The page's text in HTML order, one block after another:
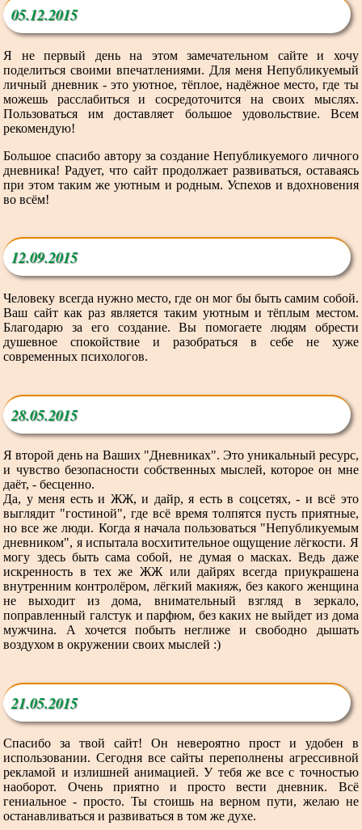
05.12.2015
Я не первый день на этом замечательном сайте и хочу
поделиться своими впечатлениями. Для меня Непубликуемый
личный дневник - это уютное, тёплое, надёжное место, где ты
можешь расслабиться и сосредоточится на своих мыслях.
Пользоваться им доставляет большое удовольствие. Всем
рекомендую!
Большое спасибо автору за создание Непубликуемого личного
дневника! Радует, что сайт продолжает развиваться, оставаясь
при этом таким же уютным и родным. Успехов и вдохновения
во всём!
12.09.2015
Человеку всегда нужно место, где он мог бы быть самим собой.
Ваш сайт как раз является таким уютным и тёплым местом.
Благодарю за его создание. Вы помогаете людям обрести
душевное спокойствие и разобраться в себе не хуже
современных психологов.
28.05.2015
Я второй день на Ваших "Дневниках". Это уникальный ресурс,
и чувство безопасности собственных мыслей, которое он мне
даёт, - бесценно.
Да, у меня есть и ЖЖ, и дайр, я есть в соцсетях, - и всё это
выглядит "гостиной", где всё время толпятся пусть приятные,
но все же люди. Когда я начала пользоваться "Непубликуемым
дневником", я испытала восхитительное ощущение лёгкости. Я
могу здесь быть сама собой, не думая о масках. Ведь даже
искренность в тех же ЖЖ или дайрях всегда приукрашена
внутренним контролёром, лёгкий макияж, без какого женщина
не выходит из дома, внимательный взгляд в зеркало,
поправленный галстук и парфюм, без каких не выйдет из дома
мужчина. А хочется побыть неглиже и свободно дышать
воздухом в окружении своих мыслей :)
21.05.2015
Спасибо за твой сайт! Он невероятно прост и удобен в
использовании. Сегодня все сайты переполнены агрессивной
рекламой и излишней анимацией. У тебя же все с точностью
наоборот. Очень приятно и просто вести дневник. Всё
гениальное - просто. Ты стоишь на верном пути, желаю не
останавливаться и развиваться в том же духе.